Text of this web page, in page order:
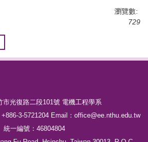
瀏覽數:
729
市光復路二段101號 電機工程學系
+886-3-5721204 Email：office@ee.nthu.edu.tw
統一編號：46804804